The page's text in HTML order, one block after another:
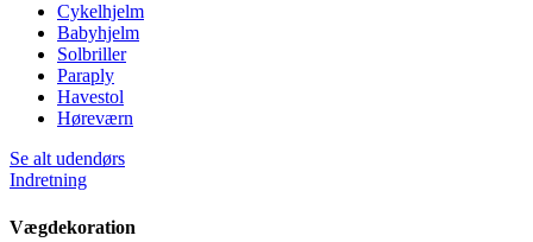
Cykelhjelm
Babyhjelm
Solbriller
Paraply
Havestol
Høreværn
Se alt udendørs
Indretning
Vægdekoration